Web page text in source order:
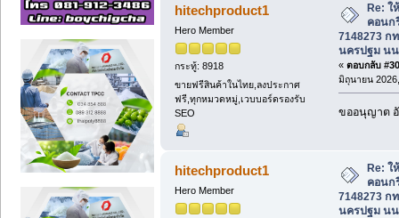
hitechproduct1
Hero Member
กระทู้: 8918
ขายฟรีสินค้าในไทย,ลงประกาศ
ฟรี,ทุกหมวดหมู่,เวบบอร์ดรองรับ
SEO
Re: ใ
คอนก
7148273 ก
นครปฐม น
« ตอบกลับ
มิถุนายน
ขออนุญาต
hitechproduct1
Hero Member
Re: ใ
คอนก
7148273 ก
นครปฐม น